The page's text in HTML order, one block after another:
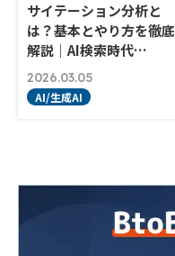
サイテーション分析と
は？基本とやり方を徹底
解説｜AI検索時代…
2026.03.05
AI/生成AI